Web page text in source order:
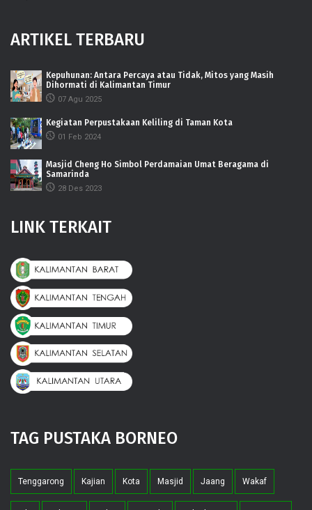
ARTIKEL TERBARU
Kepuhunan: Antara Percaya atau Tidak, Mitos yang Masih
Dihormati di Kalimantan Timur
07 Agu 2025
Kegiatan Perpustakaan Keliling di Taman Kota
01 Feb 2024
Masjid Cheng Ho Simbol Perdamaian Umat Beragama di
Samarinda
28 Des 2023
LINK TERKAIT
TAG PUSTAKA BORNEO
Tenggarong Kajian Kota Masjid Jaang Wakaf